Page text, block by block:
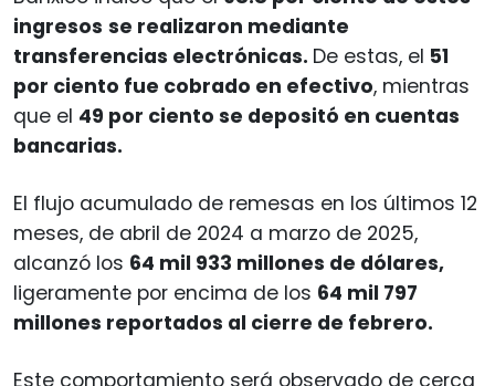
ingresos se realizaron mediante
transferencias electrónicas. De estas, el 51
por ciento fue cobrado en efectivo, mientras
que el 49 por ciento se depositó en cuentas
bancarias.
El flujo acumulado de remesas en los últimos 12
meses, de abril de 2024 a marzo de 2025,
alcanzó los 64 mil 933 millones de dólares,
ligeramente por encima de los 64 mil 797
millones reportados al cierre de febrero.
Este comportamiento será observado de cerca